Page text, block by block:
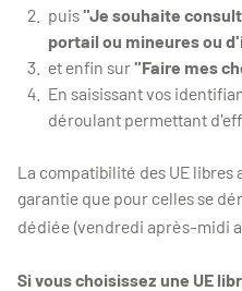
puis"Je souhaite
portail ou mineures ou
et enfin sur"Faire mes
En saisissant vos
déroulant permettant
La compatibilité des UE libres
garantie que pour celles se
dédiée (vendredi après-midi
Si vous choisissez une UE